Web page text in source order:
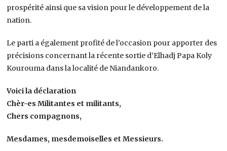
prospérité ainsi que sa vision pour le développement de la
nation.
Le parti a également profité de l’occasion pour apporter des
précisions concernant la récente sortie d’Elhadj Papa Koly
Kourouma dans la localité de Niandankoro.
Voici la déclaration
Chèr-es Militantes et militants,
Chers compagnons,
Mesdames, mesdemoiselles et Messieurs.